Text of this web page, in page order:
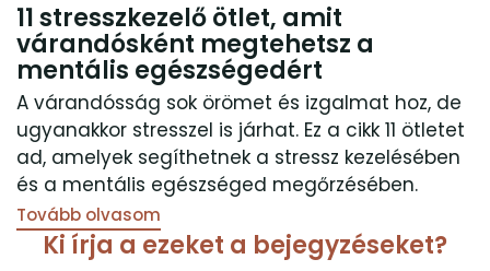
11 stresszkezelő ötlet, amit
várandósként megtehetsz a
mentális egészségedért
A várandósság sok örömet és izgalmat hoz, de
ugyanakkor stresszel is járhat. Ez a cikk 11 ötletet
ad, amelyek segíthetnek a stressz kezelésében
és a mentális egészséged megőrzésében.
Tovább olvasom
Ki írja a ezeket a bejegyzéseket?